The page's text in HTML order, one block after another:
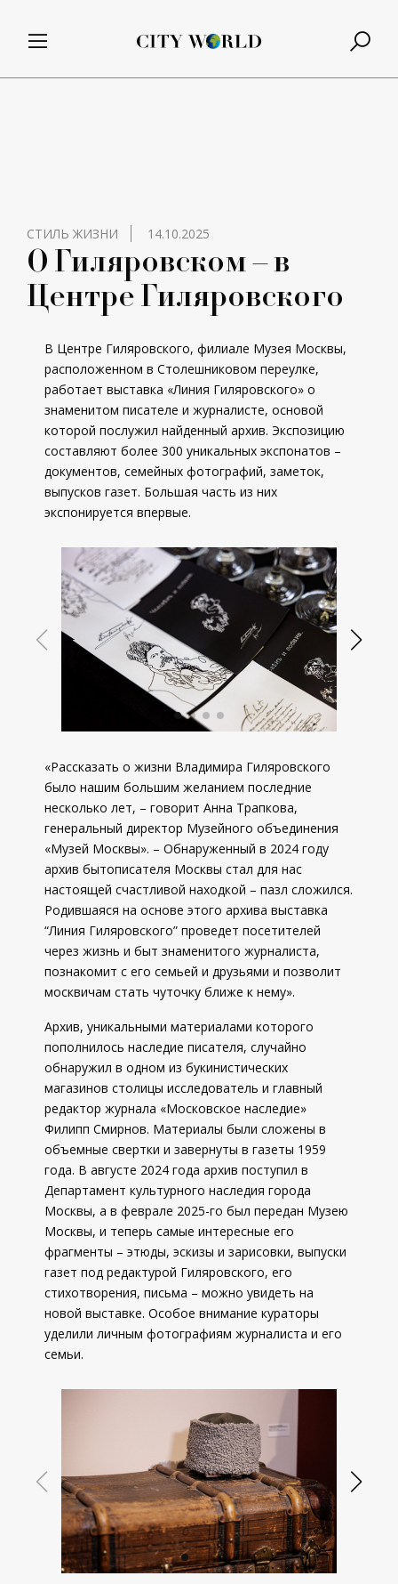
СТИЛЬ ЖИЗНИ 14.10.2025
О Гиляровском – в
Центре Гиляровского
В Центре Гиляровского, филиале Музея Москвы,
расположенном в Столешниковом переулке,
работает выставка «Линия Гиляровского» о
знаменитом писателе и журналисте, основой
которой послужил найденный архив. Экспозицию
составляют более 300 уникальных экспонатов –
документов, семейных фотографий, заметок,
выпусков газет. Большая часть из них
экспонируется впервые.
«Рассказать о жизни Владимира Гиляровского
было нашим большим желанием последние
несколько лет, – говорит Анна Трапкова,
генеральный директор Музейного объединения
«Музей Москвы». – Обнаруженный в 2024 году
архив бытописателя Москвы стал для нас
настоящей счастливой находкой – пазл сложился.
Родившаяся на основе этого архива выставка
“Линия Гиляровского” проведет посетителей
через жизнь и быт знаменитого журналиста,
познакомит с его семьей и друзьями и позволит
москвичам стать чуточку ближе к нему».
Архив, уникальными материалами которого
пополнилось наследие писателя, случайно
обнаружил в одном из букинистических
магазинов столицы исследователь и главный
редактор журнала «Московское наследие»
Филипп Смирнов. Материалы были сложены в
объемные свертки и завернуты в газеты 1959
года. В августе 2024 года архив поступил в
Департамент культурного наследия города
Москвы, а в феврале 2025-го был передан Музею
Москвы, и теперь самые интересные его
фрагменты – этюды, эскизы и зарисовки, выпуски
газет под редактурой Гиляровского, его
стихотворения, письма – можно увидеть на
новой выставке. Особое внимание кураторы
уделили личным фотографиям журналиста и его
семьи.